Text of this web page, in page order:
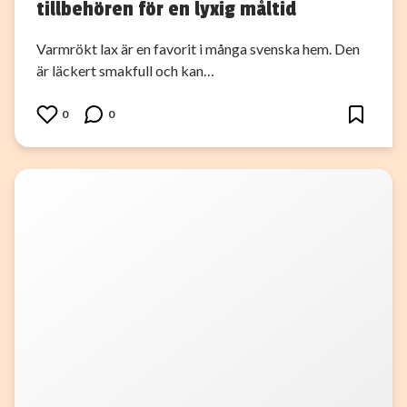
tillbehören för en lyxig måltid
Varmrökt lax är en favorit i många svenska hem. Den
är läckert smakfull och kan…
0 0